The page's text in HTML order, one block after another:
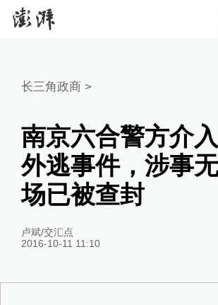
长三角政商 >
南京六合警方介
外逃事件，涉事
场已被查封
卢斌/交汇点
2016-10-11 11:10